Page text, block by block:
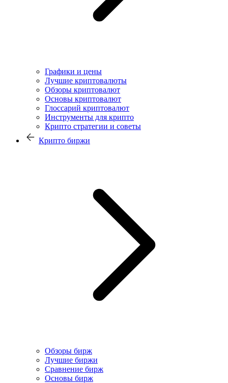
Графики и цены
Лучшие криптовалюты
Обзоры криптовалют
Основы криптовалют
Глоссарий криптовалют
Инструменты для крипто
Крипто стратегии и советы
Крипто биржи
Обзоры бирж
Лучшие биржи
Сравнение бирж
Основы бирж